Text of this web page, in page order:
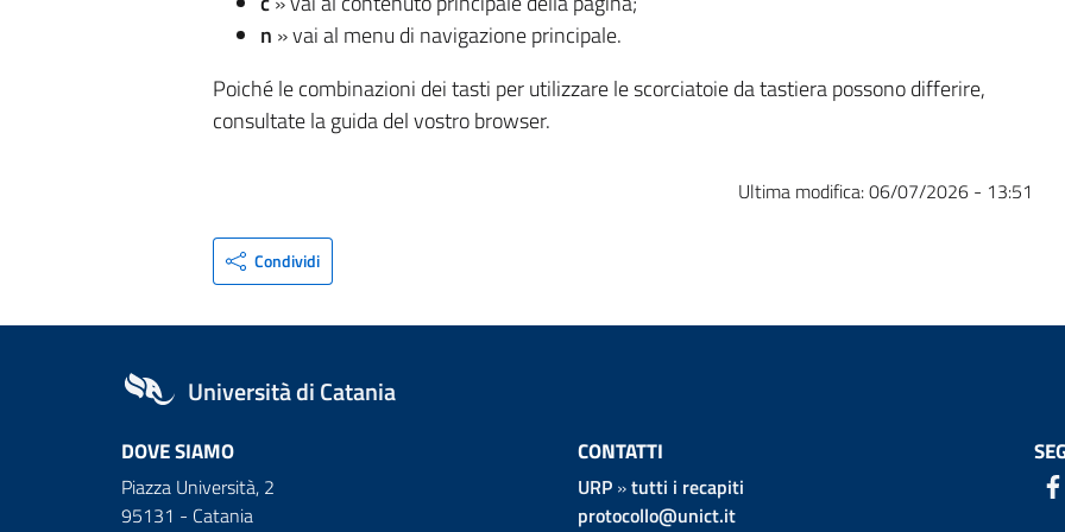
n » vai al menu di navigazione principale.
Poiché le combinazioni dei tasti per utilizzare le scorciatoie da tastiera possono differire,
consultate la guida del vostro browser.
Ultima modifica:06/07/2026 - 13:51
Condividi
Università di Catania
DOVE SIAMO
Piazza Università, 2
95131 - Catania
CONTATTI
URP»tutti i recapiti
protocollo@unict.it